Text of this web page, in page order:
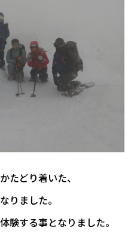
たどり着いた、
りました。
験する事となりました。